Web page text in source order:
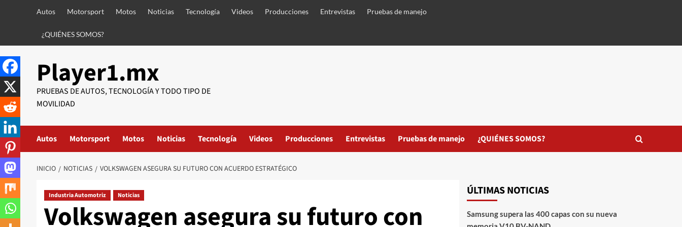
Autos Motorsport Motos Noticias Tecnología Videos Producciones Entrevistas Pruebas de manejo
¿QUIÉNES SOMOS?
Player1.mx
PRUEBAS DE AUTOS, TECNOLOGÍA Y TODO TIPO DE
MOVILIDAD
Autos Motorsport Motos Noticias Tecnología Videos Producciones Entrevistas Pruebas de manejo ¿QUIÉNES SOMOS?
INICIO NOTICIAS VOLKSWAGEN ASEGURA SU FUTURO CON ACUERDO ESTRATÉGICO
Industria Automotriz Noticias
Volkswagen asegura su futuro con
ÚLTIMAS NOTICIAS
Samsung supera las 400 capas con su nueva